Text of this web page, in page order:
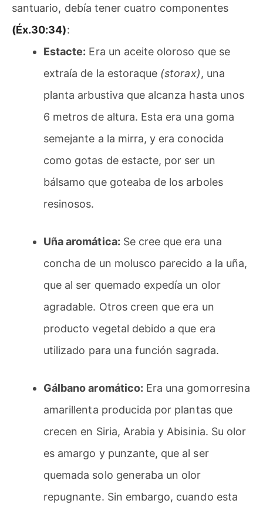
santuario, debía tener cuatro componentes
(Éx.30:34):
Estacte: Era un aceite oloroso que se
extraía de la estoraque (storax), una
planta arbustiva que alcanza hasta unos
6 metros de altura. Esta era una goma
semejante a la mirra, y era conocida
como gotas de estacte, por ser un
bálsamo que goteaba de los arboles
resinosos.
Uña aromática: Se cree que era una
concha de un molusco parecido a la uña,
que al ser quemado expedía un olor
agradable. Otros creen que era un
producto vegetal debido a que era
utilizado para una función sagrada.
Gálbano aromático: Era una gomorresina
amarillenta producida por plantas que
crecen en Siria, Arabia y Abisinia. Su olor
es amargo y punzante, que al ser
quemada solo generaba un olor
repugnante. Sin embargo, cuando esta